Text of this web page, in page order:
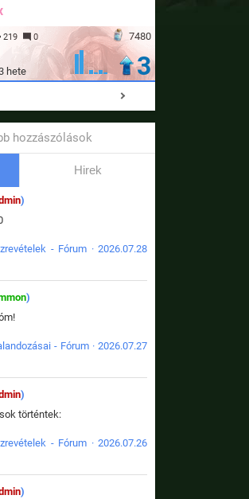
7480
219 0
hete 3
hozzászólások
Hirek
)
- Fórum · 2026.07.28
)
- Fórum · 2026.07.27
)
történtek:
- Fórum · 2026.07.26
)